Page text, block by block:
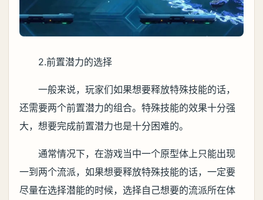
2.前置潜力的选择
一般来说，玩家们如果想要释放特殊技能的话，
还需要两个前置潜力的组合。特殊技能的效果十分强
大，想要完成前置潜力也是十分困难的。
通常情况下，在游戏当中一个原型体上只能出现
一到两个流派，如果想要释放特殊技能的话，一定要
尽量在选择潜能的时候，选择自己想要的流派所在体